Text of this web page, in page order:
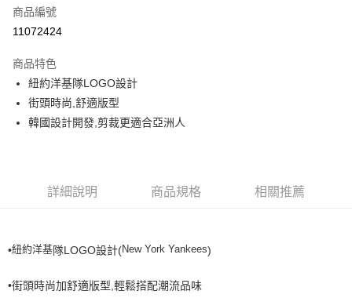
超商取貨付款
Apple Pay
街口支付
全家取貨付款<未取貨列黑名單/不支援離島取退>
全家取貨<不支援離島取退>
商品編號
11072424
商品特色
紐約洋基隊LOGO設計
街頭時尚,舒適版型
韓國設計開發,剪裁更適合亞洲人
詳細說明 商品規格 相關推薦
•紐約洋基隊LOGO設計(New York Yankees)
•街頭時尚加舒適版型,輕鬆搭配潮流品味